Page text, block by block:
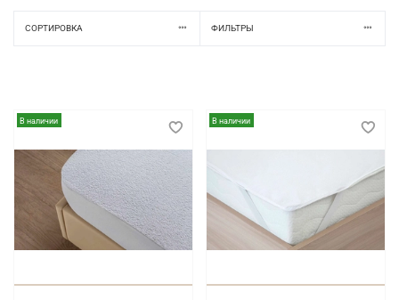
СОРТИРОВКА ФИЛЬТРЫ
В наличии В наличии